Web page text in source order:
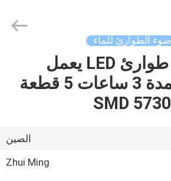
ضوء الطوارئ للماء
مصباح طوارئ LED يعمل
بالبطارية لمدة 3 ساعات 5 قطعة
SMD 5730
الصين
Zhui Ming